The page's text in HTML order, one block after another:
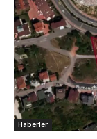
Haberler